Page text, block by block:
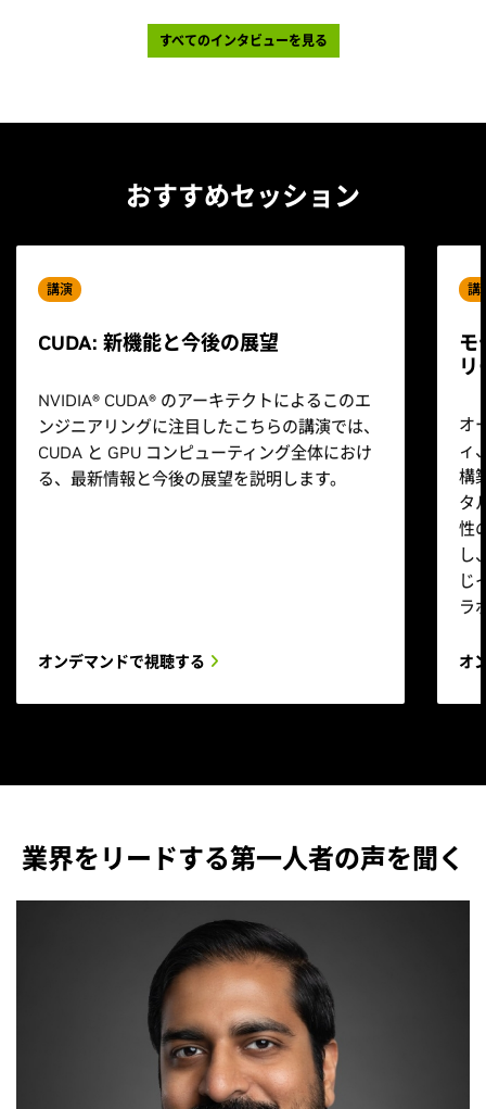
すべてのインタビューを見る
おすすめセッション
講演
CUDA: 新機能と今後の展望
NVIDIA® CUDA® のアーキテクトによるこのエ
ンジニアリングに注目したこちらの講演では、
CUDA と GPU コンピューティング全体におけ
る、最新情報と今後の展望を説明します。
オンデマンドで視聴する
講
モ
リ
オ
ィ
構
タ
性
し
じ
ラ
オ
業界をリードする第一人者の声を聞く